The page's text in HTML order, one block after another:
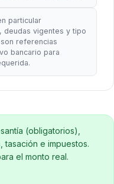
particular
deudas vigentes y tipo
referencias
bancario para
(obligatorios),
tasación e impuestos.
el monto real.